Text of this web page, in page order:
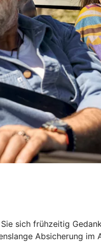
sich frühzeitig
Absicherung